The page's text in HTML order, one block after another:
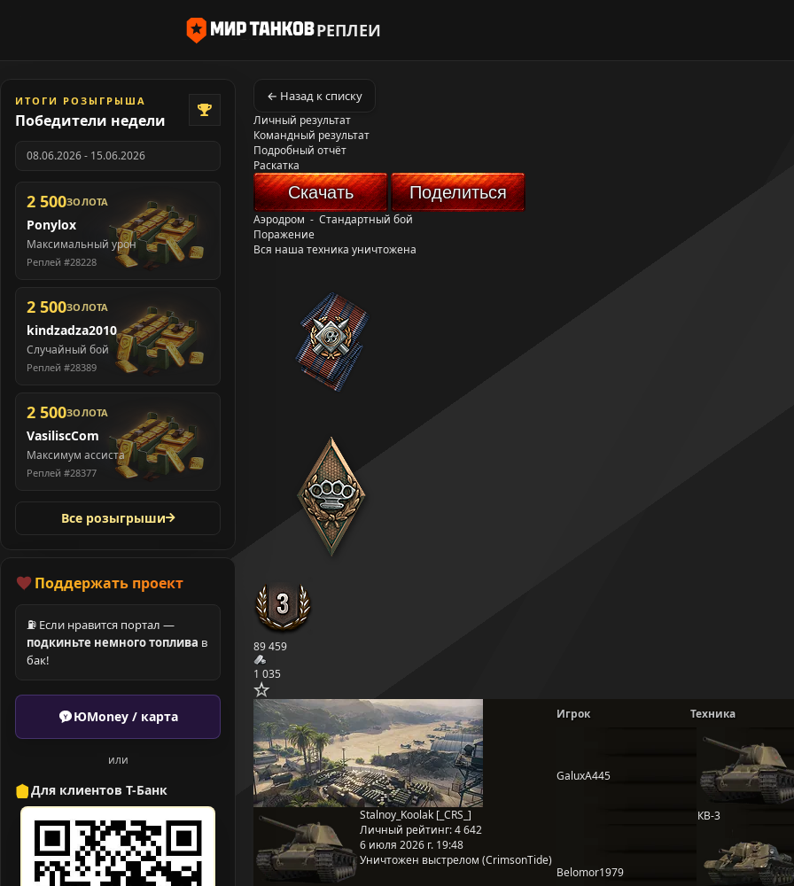
РЕПЛЕИ
ИТОГИ РОЗЫГРЫША
Победители недели
08.06.2026 - 15.06.2026
2 500ЗОЛОТА
Ponylox
Максимальный урон
Реплей #28228
2 500ЗОЛОТА
kindzadza2010
Случайный бой
Реплей #28389
2 500ЗОЛОТА
VasiliscCom
Максимум ассиста
Реплей #28377
Все розыгрыши
Поддержать проект
⛽ Если нравится портал —
подкиньте немного топлива в
бак!
ЮMoney / карта
или
Для клиентов Т-Банк
← Назад к списку
Личный результат
Командный результат
Подробный отчёт
Раскатка
Скачать Поделиться
Аэродром - Стандартный бой
Поражение
Вся наша техника уничтожена
89 459
1 035
Stalnoy_Koolak [_CRS_]
Личный рейтинг:4 642
6 июля 2026 г. 19:48
Уничтожен выстрелом (CrimsonTide)
Игрок Техника
GaluxA445
КВ-3
Belomor1979